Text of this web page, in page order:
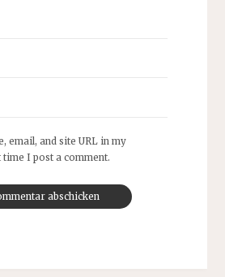
email, and site URL in my
I post a comment.